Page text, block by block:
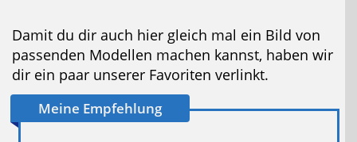
Damit du dir auch hier gleich mal ein Bild von
passenden Modellen machen kannst, haben wir
dir ein paar unserer Favoriten verlinkt.
Meine Empfehlung